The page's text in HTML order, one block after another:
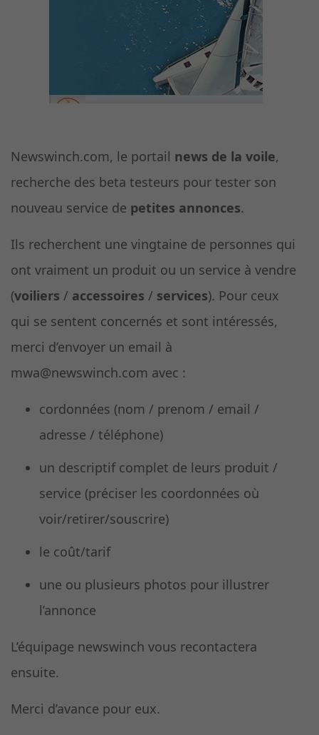
Newswinch.com, le portail news de la voile,
recherche des beta testeurs pour tester son
nouveau service de petites annonces.
Ils recherchent une vingtaine de personnes qui
ont vraiment un produit ou un service à vendre
(voiliers / accessoires / services). Pour ceux
qui se sentent concernés et sont intéressés,
merci d’envoyer un email à
mwa@newswinch.com avec :
cordonnées (nom / prenom / email /
adresse / téléphone)
un descriptif complet de leurs produit /
service (préciser les coordonnées où
voir/retirer/souscrire)
le coût/tarif
une ou plusieurs photos pour illustrer
l’annonce
L’équipage newswinch vous recontactera
ensuite.
Merci d’avance pour eux.